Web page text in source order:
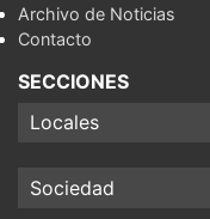
Archivo de Noticias
Contacto
SECCIONES
Locales
Sociedad